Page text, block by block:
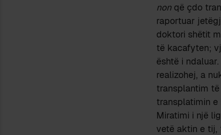
non që çdo
raportuar
doktori shëtit
të kacafyten;
është i
realizohej, a
transplantim
transplatimin e
Miratimi i një
vetë aktin e tij,